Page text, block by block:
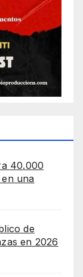
40.000
una
de
en 2026